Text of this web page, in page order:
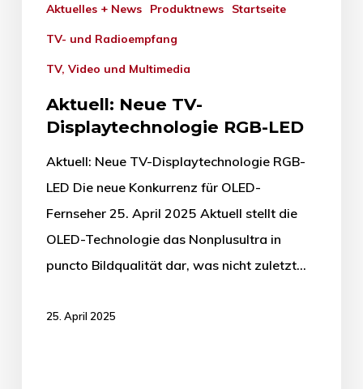
Aktuelles + News Produktnews Startseite
TV- und Radioempfang
TV, Video und Multimedia
Aktuell: Neue TV-
Displaytechnologie RGB-LED
Aktuell: Neue TV-Displaytechnologie RGB-
LED Die neue Konkurrenz für OLED-
Fernseher 25. April 2025 Aktuell stellt die
OLED-Technologie das Nonplusultra in
puncto Bildqualität dar, was nicht zuletzt…
25. April 2025